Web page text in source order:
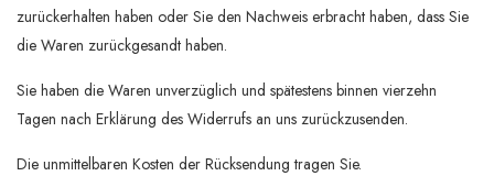
zurückerhalten haben oder Sie den Nachweis erbracht haben, dass Sie
die Waren zurückgesandt haben.
Sie haben die Waren unverzüglich und spätestens binnen vierzehn
Tagen nach Erklärung des Widerrufs an uns zurückzusenden.
Die unmittelbaren Kosten der Rücksendung tragen Sie.